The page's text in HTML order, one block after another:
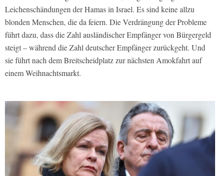
Leichenschändungen der Hamas in Israel. Es sind keine allzu
blonden Menschen, die da feiern. Die Verdrängung der Probleme
führt dazu, dass die Zahl ausländischer Empfänger von Bürgergeld
steigt – während die Zahl deutscher Empfänger zurückgeht. Und
sie führt nach dem Breitscheidplatz zur nächsten Amokfahrt auf
einem Weihnachtsmarkt.